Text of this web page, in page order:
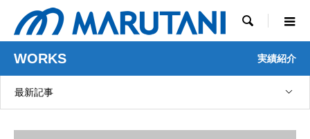

WORKS 実績紹介
最新記事